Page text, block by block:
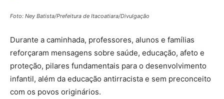
Foto: Ney Batista/Prefeitura de Itacoatiara/Divulgação
Durante a caminhada, professores, alunos e famílias
reforçaram mensagens sobre saúde, educação, afeto e
proteção, pilares fundamentais para o desenvolvimento
infantil, além da educação antirracista e sem preconceito
com os povos originários.